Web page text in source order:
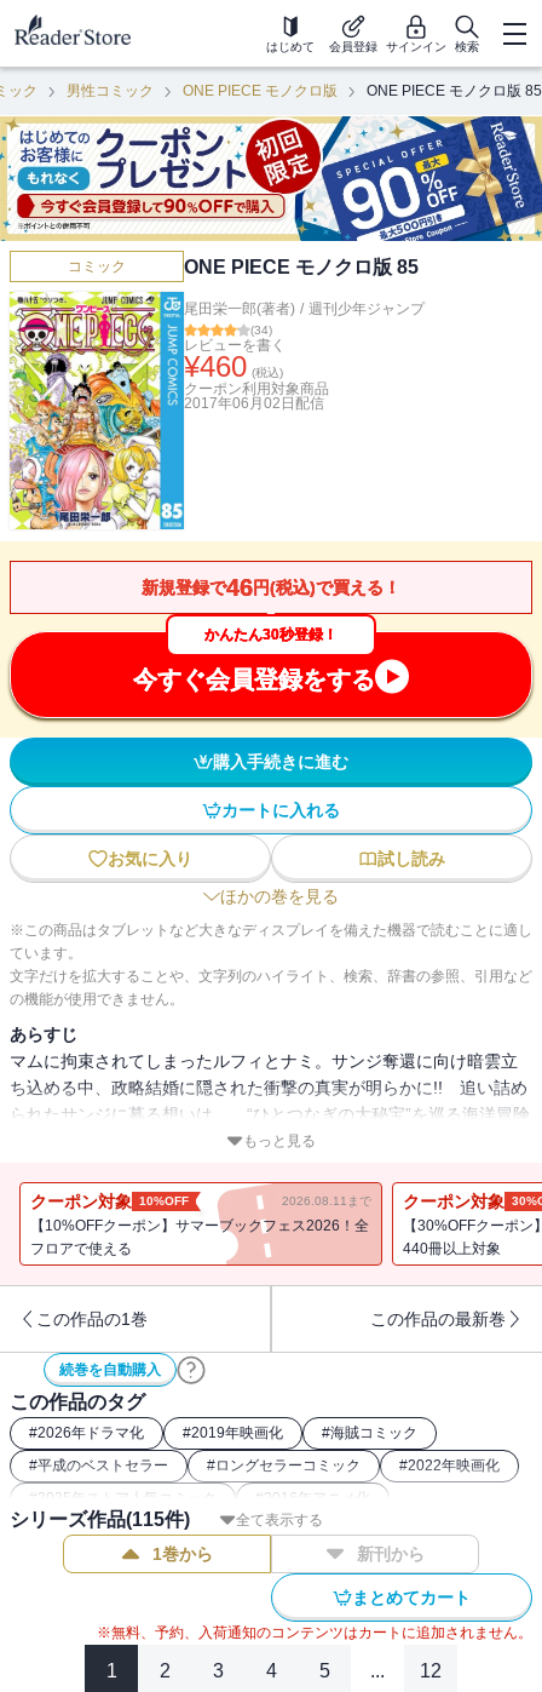
はじめて 会員登録 サインイン 検索
ック 男性コミック ONE PIECE モノクロ版 ONE PIECE モノクロ版 85
コミック ONE PIECE モノクロ版 85
尾田栄一郎(著者) / 週刊少年ジャンプ
(34)
レビューを書く
¥460 (税込)
クーポン利用対象商品
2017年06月02日 配信
新規登録で46円(税込)で買える！
かんたん30秒登録！
今すぐ会員登録をする
購入手続きに進む
カートに入れる
お気に入り
試し読み
ほかの巻を見る
※この商品はタブレットなど大きなディスプレイを備えた機器で読むことに適し
ています。
文字だけを拡大することや、文字列のハイライト、検索、辞書の参照、引用など
の機能が使用できません。
あらすじ
マムに拘束されてしまったルフィとナミ。サンジ奪還に向け暗雲立
ち込める中、政略結婚に隠された衝撃の真実が明らかに!! 追い詰め
られたサンジに募る想いは…。“ひとつなぎの大秘宝”を巡る海洋冒険
もっと見る
クーポン対象 10%OFF 2026.08.11まで
【10%OFFクーポン】サマーブックフェス2026！全
フロアで使える
クーポン対象
【30%OFFクーポ
440冊以上対象
この作品の1巻 この作品の最新巻
続巻を自動購入
この作品のタグ
#2026年ドラマ化 #2019年映画化 #海賊コミック
#平成のベストセラー #ロングセラーコミック #2022年映画化
#2025年ストア人気コミック #2016年アニメ化
#週刊少年ジャンプ（00年代） #2023年ドラマ化
ONEPIECE関連作 #最強主人公コミック
# 26年春ドラマ・映画化
全て表示する
シリーズ作品(115件)
1巻から 新刊から
まとめてカート
※無料、予約、入荷通知のコンテンツはカートに追加されません。
1 2 3 4 5 ... 12